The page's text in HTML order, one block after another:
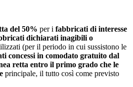
del 50% per i fabbricati di interesse
dichiarati inagibili o
(per il periodo in cui sussistono le
concessi in comodato gratuito dal
retta entro il primo grado che le
principale, il tutto così come previsto